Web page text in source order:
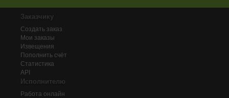
Заказчику
Создать заказ
Мои заказы
Извещения
Пополнить счёт
Статистика
API
Исполнителю
Работа онлайн